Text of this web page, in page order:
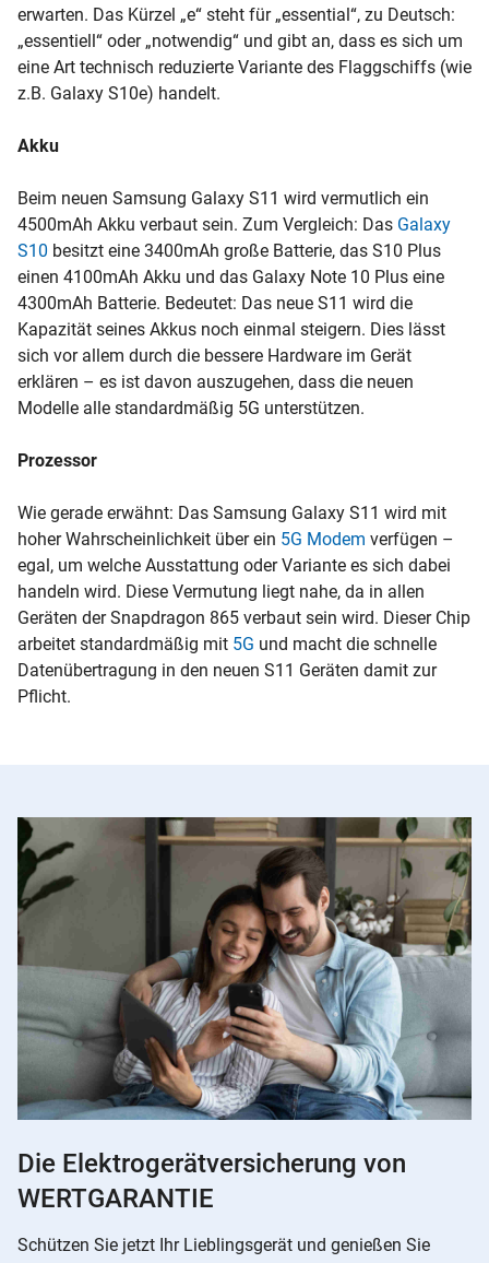
erwarten. Das Kürzel „e“ steht für „essential“, zu Deutsch:
„essentiell“ oder „notwendig“ und gibt an, dass es sich um
eine Art technisch reduzierte Variante des Flaggschiffs (wie
z.B. Galaxy S10e) handelt.
Akku
Beim neuen Samsung Galaxy S11 wird vermutlich ein
4500mAh Akku verbaut sein. Zum Vergleich: Das Galaxy
S10 besitzt eine 3400mAh große Batterie, das S10 Plus
einen 4100mAh Akku und das Galaxy Note 10 Plus eine
4300mAh Batterie. Bedeutet: Das neue S11 wird die
Kapazität seines Akkus noch einmal steigern. Dies lässt
sich vor allem durch die bessere Hardware im Gerät
erklären – es ist davon auszugehen, dass die neuen
Modelle alle standardmäßig 5G unterstützen.
Prozessor
Wie gerade erwähnt: Das Samsung Galaxy S11 wird mit
hoher Wahrscheinlichkeit über ein 5G Modem verfügen –
egal, um welche Ausstattung oder Variante es sich dabei
handeln wird. Diese Vermutung liegt nahe, da in allen
Geräten der Snapdragon 865 verbaut sein wird. Dieser Chip
arbeitet standardmäßig mit 5G und macht die schnelle
Datenübertragung in den neuen S11 Geräten damit zur
Pflicht.
Die Elektrogerätversicherung von
WERTGARANTIE
Schützen Sie jetzt Ihr Lieblingsgerät und genießen Sie